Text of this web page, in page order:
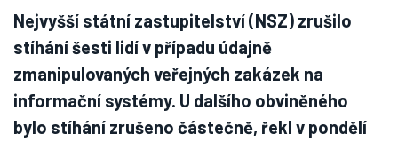
Nejvyšší státní zastupitelství (NSZ) zrušilo
stíhání šesti lidí v případu údajně
zmanipulovaných veřejných zakázek na
informační systémy. U dalšího obviněného
bylo stíhání zrušeno částečně, řekl v pondělí